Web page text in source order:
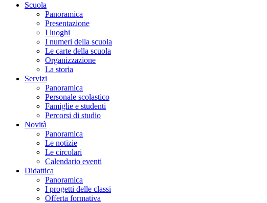
Scuola
Panoramica
Presentazione
I luoghi
I numeri della scuola
Le carte della scuola
Organizzazione
La storia
Servizi
Panoramica
Personale scolastico
Famiglie e studenti
Percorsi di studio
Novità
Panoramica
Le notizie
Le circolari
Calendario eventi
Didattica
Panoramica
I progetti delle classi
Offerta formativa